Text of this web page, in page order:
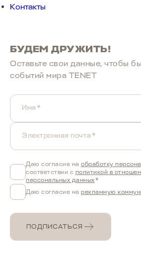
Контакты
БУДЕМ ДРУЖИТЬ!
Оставьте свои данные, чтобы
событий мира TENET
Имя*
Электронная почта*
Даю согласие на обработку
соответствии с политикой в
персональных данных*
Даю согласие на рекламную
ПОДПИСАТЬСЯ